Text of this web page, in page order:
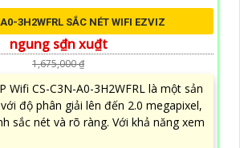
3H2WFRL SẮC NÉT WIFI EZVIZ
ngung s₫n xu₫t
1,675,000 ₫
Wifi CS-C3N-A0-3H2WFRL là một sản
độ phân giải lên đến 2.0 megapixel,
sắc nét và rõ ràng. Với khả năng xem